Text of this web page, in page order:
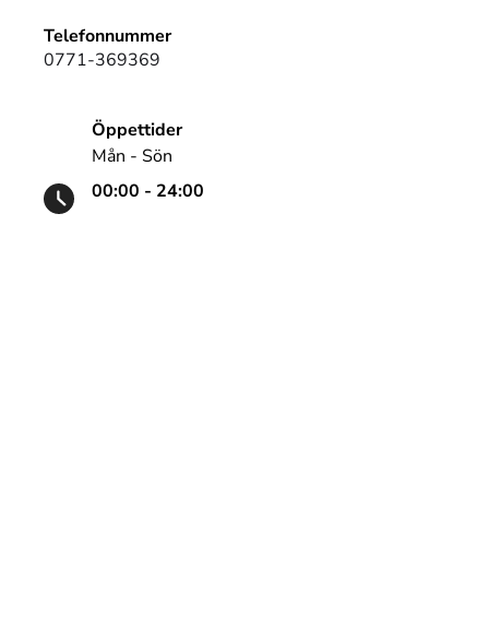
Telefonnummer
0771-369369
Öppettider
Mån - Sön
00:00 - 24:00